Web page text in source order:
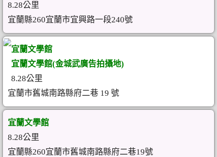
8.28公里
宜蘭縣260宜蘭市宜興路一段240號
宜蘭文學館
宜蘭文學館(金城武廣告拍攝地)
8.28公里
宜蘭市舊城南路縣府二巷 19 號
宜蘭文學館
8.28公里
宜蘭縣260宜蘭市舊城南路縣府二巷19號